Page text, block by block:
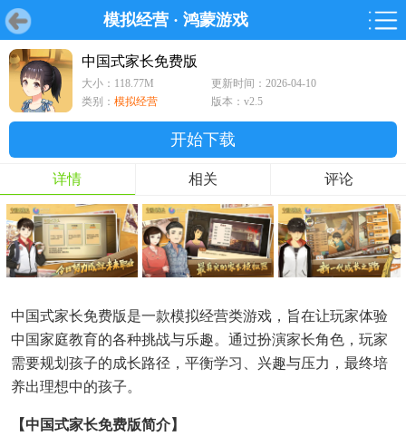
模拟经营 · 鸿蒙游戏
首页 游戏 软件
首页 游戏 软件 鸿蒙
游戏
鸿蒙
软件
专题
中国式家长免费版
大小：118.77M
更新时间：2026-04-10
类别： 模拟经营 版本：v2.5
开始下载
详情 相关 评论
中国式家长免费版是一款模拟经营类游戏，旨在让玩家体验
中国家庭教育的各种挑战与乐趣。通过扮演家长角色，玩家
需要规划孩子的成长路径，平衡学习、兴趣与压力，最终培
养出理想中的孩子。
【中国式家长免费版简介】